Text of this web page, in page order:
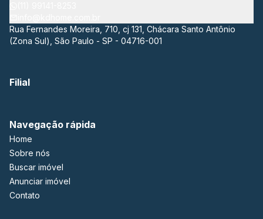
Rua Fernandes Moreira, 710, cj 131, Chácara Santo Antônio
(Zona Sul), São Paulo - SP - 04716-001
Filial
Navegação rápida
Home
Sobre nós
Buscar imóvel
Anunciar imóvel
Contato